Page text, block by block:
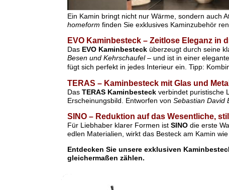
Ein Kamin bringt nicht nur Wärme, sondern auch
homeform finden Sie exklusives Kaminzubehör
EVO Kaminbesteck – Zeitlose Eleganz in
Das EVO Kaminbestecküberzeugt durch seine
Besen und Kehrschaufel– und ist in einer
fügt sich perfekt in jedes Interieur ein. Tipp:
TERAS – Kaminbesteck mit Glas und
Das TERAS Kaminbesteckverbindet puristische
Erscheinungsbild. Entworfen von Sebastian David
SINO – Reduktion auf das Wesentliche,
Für Liebhaber klarer Formen ist SINOdie erste
edlen Materialien, wirkt das Besteck am Kamin
Entdecken Sie unsere exklusiven
gleichermaßen zählen.